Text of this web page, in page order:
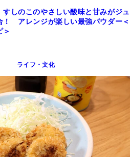
すしのこのやさしい酸味と甘みがジュ
！ アレンジが楽しい最強パウダー＜
＞
ライフ・文化